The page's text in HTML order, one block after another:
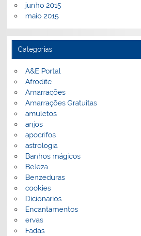
junho 2015
maio 2015
Categorias
A&E Portal
Afrodite
Amarrações
Amarrações Gratuitas
amuletos
anjos
apocrifos
astrologia
Banhos mágicos
Beleza
Benzeduras
cookies
Dicionarios
Encantamentos
ervas
Fadas